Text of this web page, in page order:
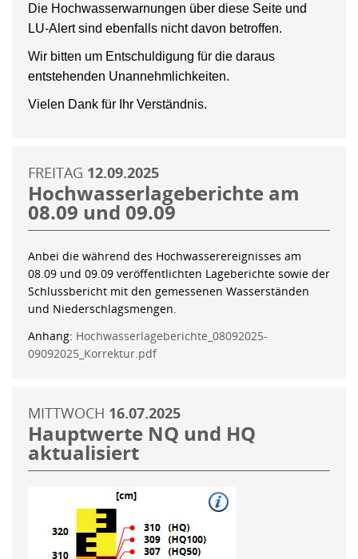
Die Hochwasserwarnungen über diese Seite und
LU-Alert sind ebenfalls nicht davon betroffen.
Wir bitten um Entschuldigung für die daraus
entstehenden Unannehmlichkeiten.
Vielen Dank für Ihr Verständnis.
FREITAG 12.09.2025
Hochwasserlageberichte am
08.09 und 09.09
Anbei die während des Hochwasserereignisses am
08.09 und 09.09 veröffentlichten Lageberichte sowie der
Schlussbericht mit den gemessenen Wasserständen
und Niederschlagsmengen.
Anhang: Hochwasserlageberichte_08092025-
09092025_Korrektur.pdf
MITTWOCH 16.07.2025
Hauptwerte NQ und HQ
aktualisiert